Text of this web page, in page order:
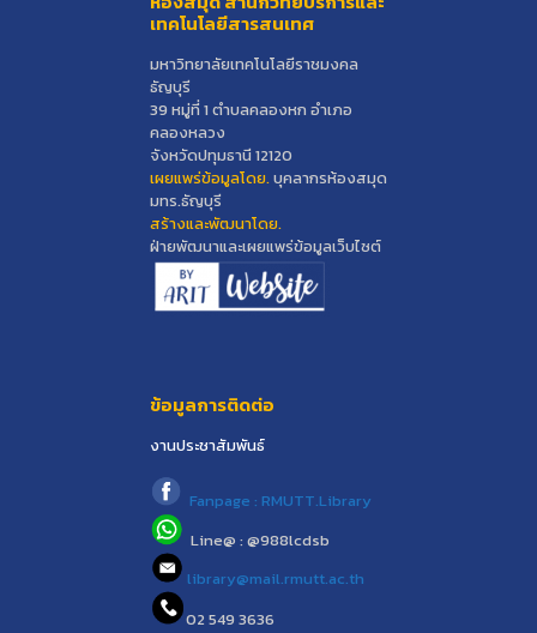
เทคโนโลยีสารสนเทศ
มหาวิทยาลัยเทคโนโลยีราชมงคล
ธัญบุรี
39 หมู่ที่ 1 ตำบลคลองหก อำเภอ
คลองหลวง
จังหวัดปทุมธานี 12120
เผยแพร่ข้อมูลโดย.บุคลากรห้องสมุด
มทร.ธัญบุรี
สร้างและพัฒนาโดย.
ฝ่ายพัฒนาและเผยแพร่ข้อมูลเว็บไซต์
ข้อมูลการติดต่อ
งานประชาสัมพันธ์
Fanpage : RMUTT.Library
Line@ : @988lcdsb
library@mail.rmutt.ac.th
02 549 3636